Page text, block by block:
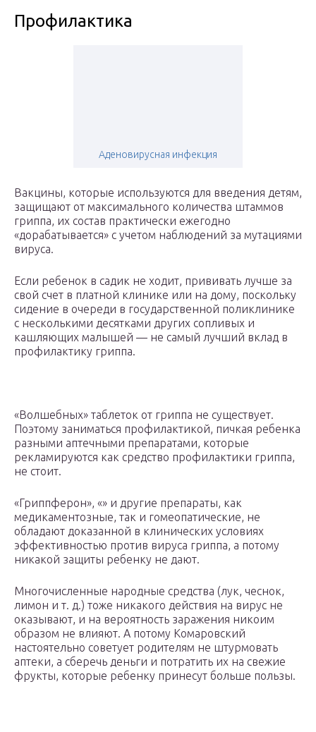
Профилактика
Аденовирусная инфекция
Вакцины, которые используются для введения детям,
защищают от максимального количества штаммов
гриппа, их состав практически ежегодно
«дорабатывается» с учетом наблюдений за мутациями
вируса.
Если ребенок в садик не ходит, прививать лучше за
свой счет в платной клинике или на дому, поскольку
сидение в очереди в государственной поликлинике
с несколькими десятками других сопливых и
кашляющих малышей — не самый лучший вклад в
профилактику гриппа.
«Волшебных» таблеток от гриппа не существует.
Поэтому заниматься профилактикой, пичкая ребенка
разными аптечными препаратами, которые
рекламируются как средство профилактики гриппа,
не стоит.
«Гриппферон», «» и другие препараты, как
медикаментозные, так и гомеопатические, не
обладают доказанной в клинических условиях
эффективностью против вируса гриппа, а потому
никакой защиты ребенку не дают.
Многочисленные народные средства (лук, чеснок,
лимон и т. д.) тоже никакого действия на вирус не
оказывают, и на вероятность заражения никоим
образом не влияют. А потому Комаровский
настоятельно советует родителям не штурмовать
аптеки, а сберечь деньги и потратить их на свежие
фрукты, которые ребенку принесут больше пользы.